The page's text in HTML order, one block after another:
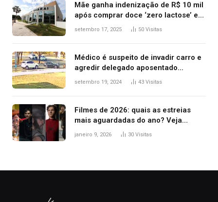
Mãe ganha indenização de R$ 10 mil
após comprar doce ‘zero lactose’ e
filha ter reação alérgica grave
setembro 17, 2025 50 Visitas
Médico é suspeito de invadir carro e
agredir delegado aposentado
durante confusão no trânsito
setembro 19, 2024 43 Visitas
Filmes de 2026: quais as estreias
mais aguardadas do ano? Veja
principais lançamentos do cinema
janeiro 9, 2026 30 Visitas